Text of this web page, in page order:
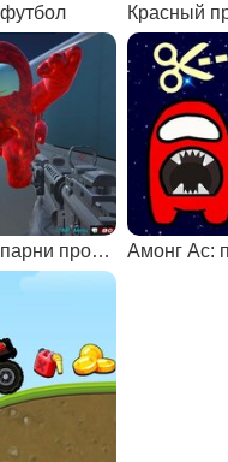
Хорошие парни против Амонг Ас